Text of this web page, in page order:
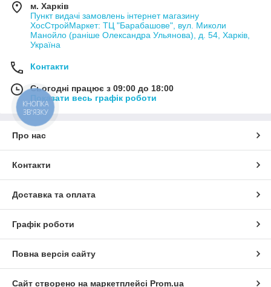
м. Харків
Пункт видачі замовлень інтернет магазину
ХосСтройМаркет: ТЦ "Барабашове", вул. Миколи
Манойло (раніше Олександра Ульянова), д. 54, Харків,
Україна
Контакти
Сьогодні працює з 09:00 до 18:00
Показати весь графік роботи
Про нас
Контакти
Доставка та оплата
Графік роботи
Повна версія сайту
Сайт створено на маркетплейсі Prom.ua
КНОПКА
ЗВ'ЯЗКУ